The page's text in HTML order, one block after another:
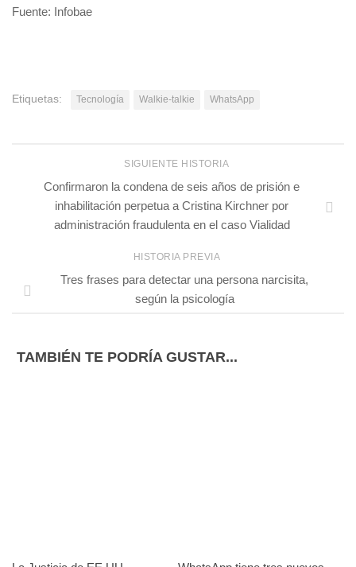
Fuente: Infobae
Etiquetas: Tecnología Walkie-talkie WhatsApp
SIGUIENTE HISTORIA
Confirmaron la condena de seis años de prisión e
inhabilitación perpetua a Cristina Kirchner por
administración fraudulenta en el caso Vialidad
HISTORIA PREVIA
Tres frases para detectar una persona narcisita,
según la psicología
TAMBIÉN TE PODRÍA GUSTAR...